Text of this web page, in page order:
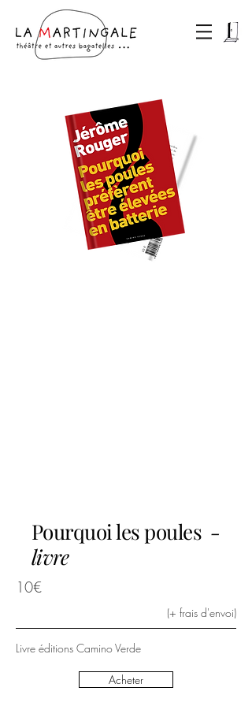
Pourquoi les poules -
livre
10€
(+ frais d'envoi)
Livre éditions Camino Verde
Acheter